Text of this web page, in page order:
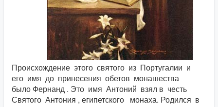
Происхождение этого святого из Португалии и
его имя до принесения обетов монашества
было Фернанд . Это имя Антоний взял в честь
Святого Антония , египетского монаха. Родился в